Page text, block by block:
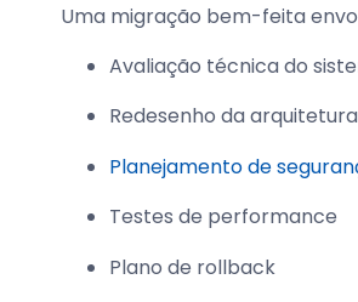
Uma migração bem-feita
Avaliação técnica do
Redesenho da arquitetura
Planejamento de
Testes de performance
Plano de rollback